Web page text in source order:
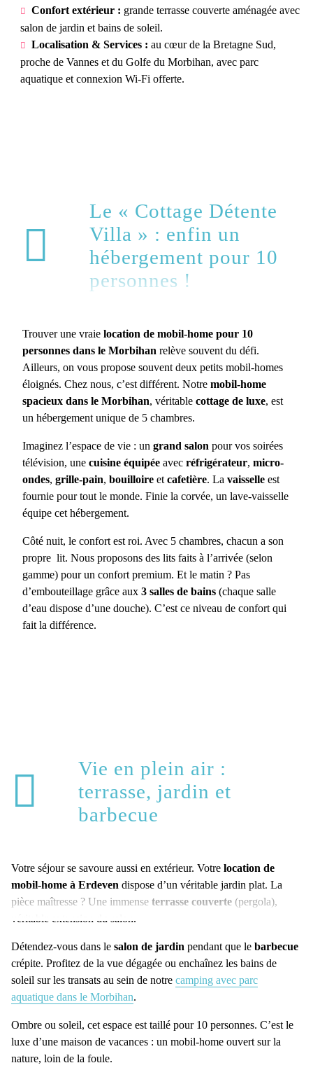
Confort extérieur : grande terrasse couverte aménagée avec
salon de jardin et bains de soleil.
Localisation & Services : au cœur de la Bretagne Sud,
proche de Vannes et du Golfe du Morbihan, avec parc
aquatique et connexion Wi-Fi offerte.
Le « Cottage Détente
Villa » : enfin un
hébergement pour 10
personnes !
Trouver une vraie location de mobil-home pour 10
personnes dans le Morbihan relève souvent du défi.
Ailleurs, on vous propose souvent deux petits mobil-homes
éloignés. Chez nous, c’est différent. Notre mobil-home
spacieux dans le Morbihan, véritable cottage de luxe, est
un hébergement unique de 5 chambres.
Imaginez l’espace de vie : un grand salon pour vos soirées
télévision, une cuisine équipée avec réfrigérateur, micro-
ondes, grille-pain, bouilloire et cafetière. La vaisselle est
fournie pour tout le monde. Finie la corvée, un lave-vaisselle
équipe cet hébergement.
Côté nuit, le confort est roi. Avec 5 chambres, chacun a son
propre lit. Nous proposons des lits faits à l’arrivée (selon
gamme) pour un confort premium. Et le matin ? Pas
d’embouteillage grâce aux 3 salles de bains (chaque salle
d’eau dispose d’une douche). C’est ce niveau de confort qui
fait la différence.
Vie en plein air :
terrasse, jardin et
barbecue
Votre séjour se savoure aussi en extérieur. Votre location de
mobil-home à Erdeven dispose d’un véritable jardin plat. La
pièce maîtresse ? Une immense terrasse couverte (pergola),
véritable extension du salon.
Détendez-vous dans le salon de jardin pendant que le barbecue
crépite. Profitez de la vue dégagée ou enchaînez les bains de
soleil sur les transats au sein de notre camping avec parc
aquatique dans le Morbihan.
Ombre ou soleil, cet espace est taillé pour 10 personnes. C’est le
luxe d’une maison de vacances : un mobil-home ouvert sur la
nature, loin de la foule.